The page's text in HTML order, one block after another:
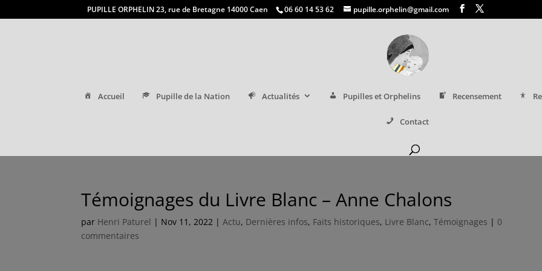
PUPILLE ORPHELIN 23, rue de Bretagne 14000 Caen 06 60 14 53 62 pupille.orphelin@gmail.com
Accueil Pupille de la Nation Actualités Pupilles et Orphelins Recensement
Contact
Témoignages du Livre Blanc – Anne Chalons
par Henri Paturel | Nov 11, 2022 |Actu, Dernières infos, Faits historiques, Livre Blanc,Témoignages | 0
commentaires